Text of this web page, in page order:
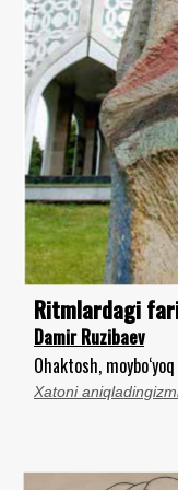
Ritmlardagi
Damir Ruzibaev
Ohaktosh,
Xatoni